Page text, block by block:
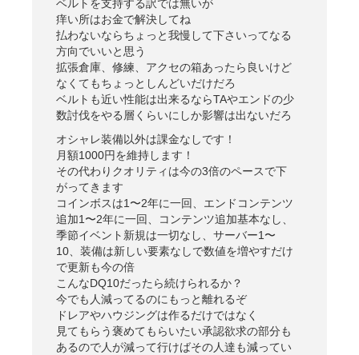
ベルトを支持する訳では無いが
痒い所はお金で解決してね
払わないならちょっと我慢して下さいってなる
方向でいいと思う
拡張倉庫、修練、アクセの箱あったら良いけど
なくてもちょっとしんどいだけだろ
ベルトも近い性能は出来るならTAやエンドの少
数討伐をやる層くらいにしか影響は出ないだろ
オシャレ装備以外は課金なしです！
月額1000円を維持します！
その代わりクオリティは今の3倍のペースで下
がってきます
コインボスは1〜2年に一回、エンドコンテンツ
追加1〜2年に一回、コンテンツ追加基本なし、
季節イベント新規は一切なし、サーバー1〜
10、装備は新しい要素なしで数値を増やすだけ
で更新も今の倍
こんなDQ10だったら続けられるか？
今でも人減ってるのにもっと離れるぞ
ドレアやハウジングは作るだけではなく
見てもらう褒めてもらいたい承認欲求の部分も
あるので人が減って行けばその人達も減ってい